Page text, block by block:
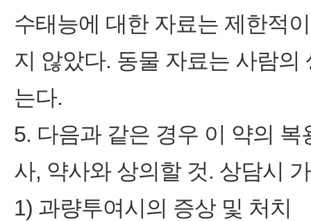
수태능에 대한 자료는 제한적
지 않았다. 동물 자료는 사람
는다.
5. 다음과 같은 경우 이 약의
사, 약사와 상의할 것. 상담시
1) 과량투여시의 증상 및 처치